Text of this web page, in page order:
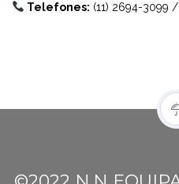
Telefones: (11) 2694-3099 /